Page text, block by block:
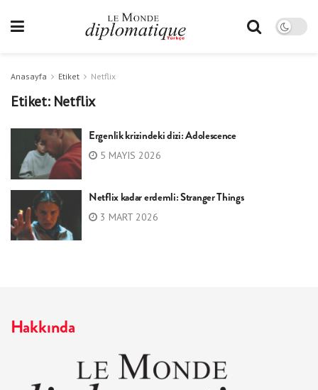
Anasayfa Etiket Netflix
Etiket: Netflix
Ergenlik krizindeki dizi: Adolescence
5 MAYIS 2026
Netflix kadar erdemli: Stranger Things
3 MART 2026
Hakkında